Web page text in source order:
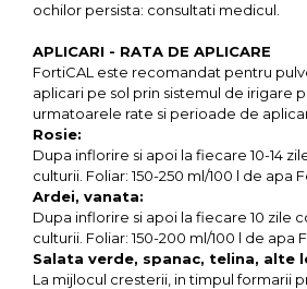
ochilor persista: consultati medicul.
APLICARI - RATA DE APLICARE
FortiCAL este recomandat pentru
aplicari pe sol prin sistemul de irigare
urmatoarele rate si perioade de
Rosie:
Dupa inflorire si apoi la fiecare 10-14
culturii. Foliar: 150-250 ml/100 l de apa
Ardei, vanata:
Dupa inflorire si apoi la fiecare 10 zile
culturii. Foliar: 150-200 ml/100 l de apa
Salata verde, spanac, telina, alte
La mijlocul cresterii, in timpul formarii